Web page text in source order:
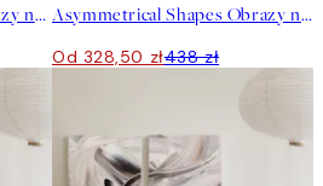
Painterly Expression Obrazy na płótnie Duo Asymmetrical Shapes Obrazy na płótnie Duo
Od 328,50 zł438 zł